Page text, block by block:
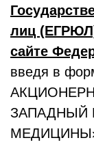
лиц
сайте
введя в
ЗАПАДНЫЙ
МЕДИЦИНЫ»